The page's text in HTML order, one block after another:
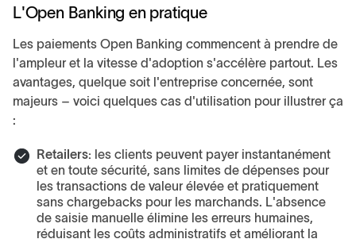
L'Open Banking en pratique
Les paiements Open Banking commencent à prendre de
l'ampleur et la vitesse d'adoption s'accélère partout. Les
avantages, quelque soit l'entreprise concernée, sont
majeurs – voici quelques cas d'utilisation pour illustrer ça
:
Retailers: les clients peuvent payer instantanément
et en toute sécurité, sans limites de dépenses pour
les transactions de valeur élevée et pratiquement
sans chargebacks pour les marchands. L'absence
de saisie manuelle élimine les erreurs humaines,
réduisant les coûts administratifs et améliorant la